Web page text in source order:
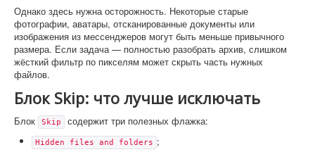
Однако здесь нужна осторожность. Некоторые старые
фотографии, аватары, отсканированные документы или
изображения из мессенджеров могут быть меньше привычного
размера. Если задача — полностью разобрать архив, слишком
жёсткий фильтр по пикселям может скрыть часть нужных
файлов.
Блок Skip: что лучше исключать
Блок Skip содержит три полезных флажка:
Hidden files and folders ;